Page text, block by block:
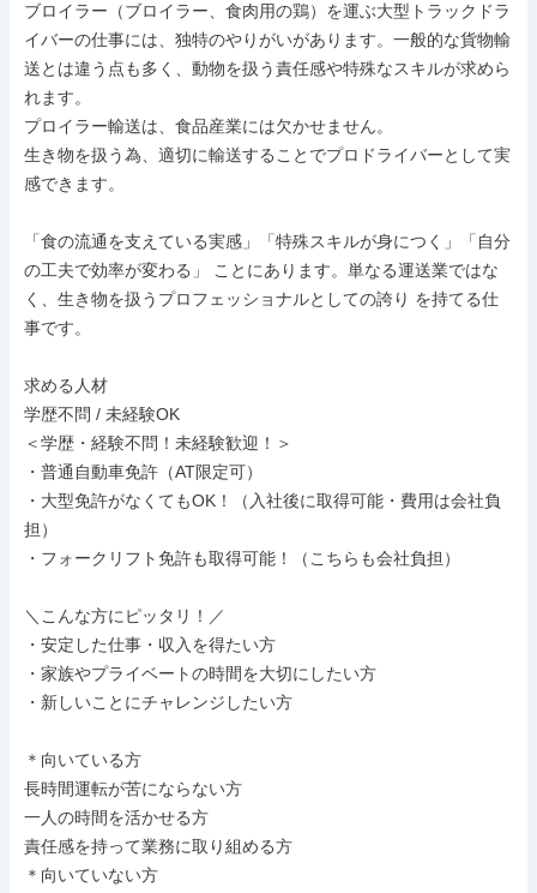
ブロイラー（ブロイラー、食肉用の鶏）を運ぶ大型トラックドラ
イバーの仕事には、独特のやりがいがあります。一般的な貨物輸
送とは違う点も多く、動物を扱う責任感や特殊なスキルが求めら
れます。
プロイラー輸送は、食品産業には欠かせません。
生き物を扱う為、適切に輸送することでプロドライバーとして実
感できます。
「食の流通を支えている実感」「特殊スキルが身につく」「自分
の工夫で効率が変わる」 ことにあります。単なる運送業ではな
く、生き物を扱うプロフェッショナルとしての誇り を持てる仕
事です。
求める人材
学歴不問 / 未経験OK
＜学歴・経験不問！未経験歓迎！＞
・普通自動車免許（AT限定可）
・大型免許がなくてもOK！（入社後に取得可能・費用は会社負
担）
・フォークリフト免許も取得可能！（こちらも会社負担）
＼こんな方にピッタリ！／
・安定した仕事・収入を得たい方
・家族やプライベートの時間を大切にしたい方
・新しいことにチャレンジしたい方
＊向いている方
長時間運転が苦にならない方
一人の時間を活かせる方
責任感を持って業務に取り組める方
＊向いていない方